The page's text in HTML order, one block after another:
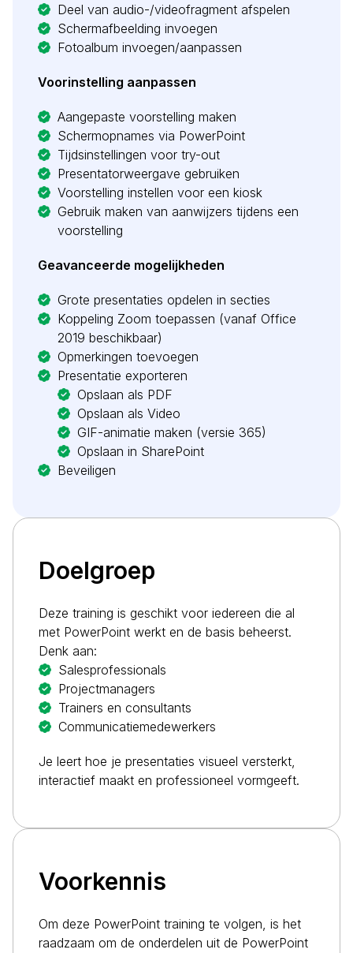
Deel van audio-/videofragment afspelen
Schermafbeelding invoegen
Fotoalbum invoegen/aanpassen
Voorinstelling aanpassen
Aangepaste voorstelling maken
Schermopnames via PowerPoint
Tijdsinstellingen voor try-out
Presentatorweergave gebruiken
Voorstelling instellen voor een kiosk
Gebruik maken van aanwijzers tijdens een
voorstelling
Geavanceerde mogelijkheden
Grote presentaties opdelen in secties
Koppeling Zoom toepassen (vanaf Office
2019 beschikbaar)
Opmerkingen toevoegen
Presentatie exporteren
Opslaan als PDF
Opslaan als Video
GIF-animatie maken (versie 365)
Opslaan in SharePoint
Beveiligen
Doelgroep
Deze training is geschikt voor iedereen die al
met PowerPoint werkt en de basis beheerst.
Denk aan:
Salesprofessionals
Projectmanagers
Trainers en consultants
Communicatiemedewerkers
Je leert hoe je presentaties visueel versterkt,
interactief maakt en professioneel vormgeeft.
Voorkennis
Om deze PowerPoint training te volgen, is het
raadzaam om de onderdelen uit de PowerPoint